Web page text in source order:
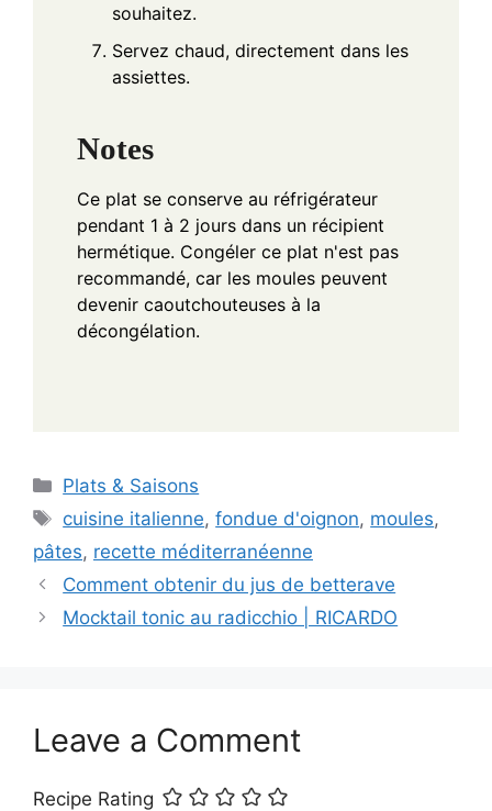
souhaitez.
Servez chaud, directement dans les
assiettes.
Notes
Ce plat se conserve au réfrigérateur
pendant 1 à 2 jours dans un récipient
hermétique. Congéler ce plat n'est pas
recommandé, car les moules peuvent
devenir caoutchouteuses à la
décongélation.
Categories
Plats & Saisons
Tags
cuisine italienne,fondue d'oignon, moules,
pâtes, recette méditerranéenne
Comment obtenir du jus de betterave
Mocktail tonic au radicchio | RICARDO
Leave a Comment
Recipe Rating